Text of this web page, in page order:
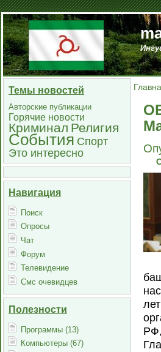
Темы новостей
Авторские публикации
Горячие новости
Криминал Религия
События Спорт
Это интересно
Навигация
Поиск
Опросы
Чат
Форум
Телевидение
Смс очевидцев
Полезности
Программы (13)
Компьютеры (67)